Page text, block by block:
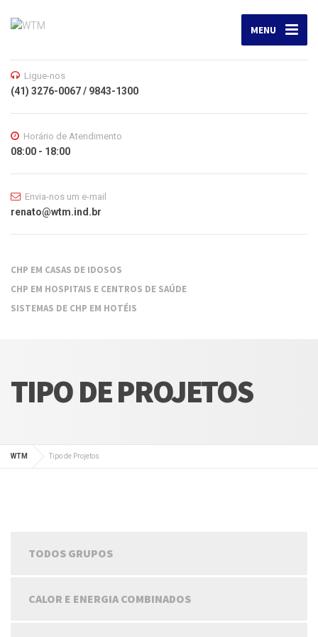
MENU
Ligue-nos
(41) 3276-0067 / 9843-1300
Horário de Atendimento
08:00 - 18:00
Envia-nos um e-mail
renato@wtm.ind.br
CHP EM CASAS DE IDOSOS
CHP EM HOSPITAIS E CENTROS DE SAÚDE
SISTEMAS DE CHP EM HOTÉIS
TIPO DE PROJETOS
WTM Tipo de Projetos
TODOS GRUPOS
CALOR E ENERGIA COMBINADOS